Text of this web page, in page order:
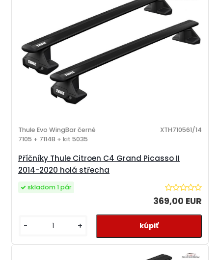
Příčníky Thule Citroen C4 Grand Picasso II
2014-2020 holá střecha
Thule Evo WingBar černé
7105 + 7114B + kit 5035
XTH710561/14
369,00 EUR
skladom 1 pár
- +